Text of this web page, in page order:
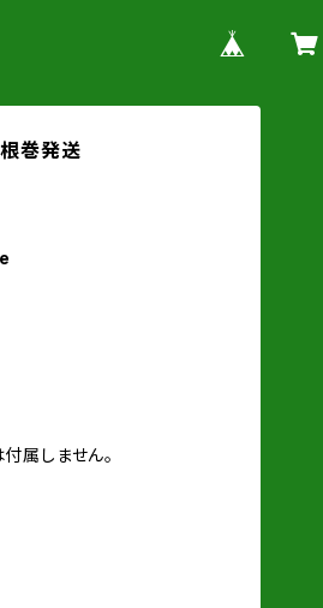
巻発送
属しません。